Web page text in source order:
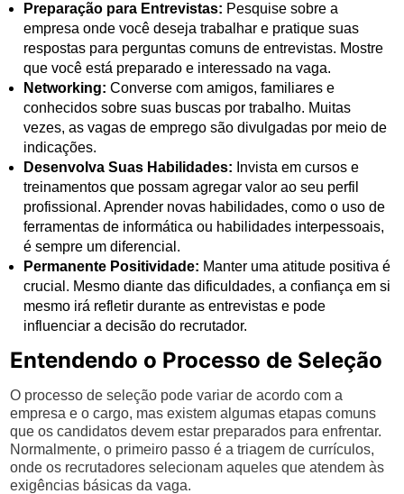
Preparação para Entrevistas: Pesquise sobre a
empresa onde você deseja trabalhar e pratique suas
respostas para perguntas comuns de entrevistas. Mostre
que você está preparado e interessado na vaga.
Networking: Converse com amigos, familiares e
conhecidos sobre suas buscas por trabalho. Muitas
vezes, as vagas de emprego são divulgadas por meio de
indicações.
Desenvolva Suas Habilidades: Invista em cursos e
treinamentos que possam agregar valor ao seu perfil
profissional. Aprender novas habilidades, como o uso de
ferramentas de informática ou habilidades interpessoais,
é sempre um diferencial.
Permanente Positividade: Manter uma atitude positiva é
crucial. Mesmo diante das dificuldades, a confiança em si
mesmo irá refletir durante as entrevistas e pode
influenciar a decisão do recrutador.
Entendendo o Processo de Seleção
O processo de seleção pode variar de acordo com a
empresa e o cargo, mas existem algumas etapas comuns
que os candidatos devem estar preparados para enfrentar.
Normalmente, o primeiro passo é a triagem de currículos,
onde os recrutadores selecionam aqueles que atendem às
exigências básicas da vaga.